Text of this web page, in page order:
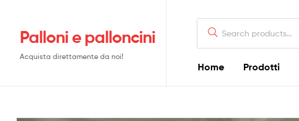
Palloni e palloncini
Acquista direttamente da noi!
for:
Home Prodotti